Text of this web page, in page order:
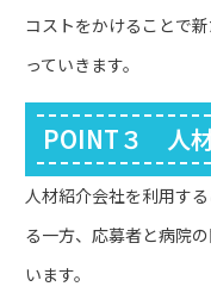
コストをかけることで
っていきます。
POINT３ 人
人材紹介会社を利用す
る一方、応募者と病院
います。